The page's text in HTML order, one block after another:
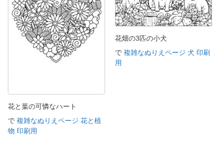
花と葉の可憐なハート
で 複雑なぬりえページ 花と植
物 印刷用
花畑の3匹の小犬
で 複雑なぬりえページ 犬 印刷
用